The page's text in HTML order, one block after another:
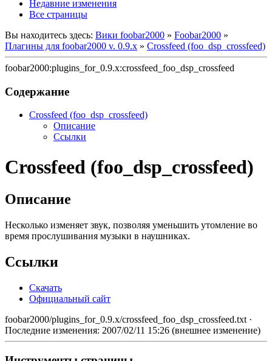
Недавние изменения
Все страницы
Вы находитесь здесь: Вики foobar2000 » Foobar2000 »
Плагины для foobar2000 v. 0.9.x » Crossfeed (foo_dsp_crossfeed)
foobar2000:plugins_for_0.9.x:crossfeed_foo_dsp_crossfeed
Содержание
Crossfeed (foo_dsp_crossfeed)
Описание
Ссылки
Crossfeed (foo_dsp_crossfeed)
Описание
Несколько изменяет звук, позволяя уменьшить утомление во
время прослушивания музыки в наушниках.
Ссылки
Скачать
Официальный сайт
foobar2000/plugins_for_0.9.x/crossfeed_foo_dsp_crossfeed.txt ·
Последние изменения: 2007/02/11 15:26 (внешнее изменение)